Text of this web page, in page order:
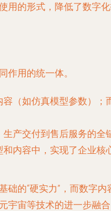
的形式，降低了数字
作用的统一体。
（如仿真模型参数）
产交付到售后服务的
内容中，实现了企业
的“硬实力”，而数字
宙等技术的进一步融